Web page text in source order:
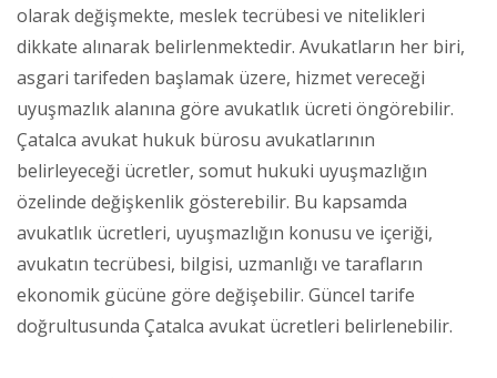
olarak değişmekte, meslek tecrübesi ve nitelikleri
dikkate alınarak belirlenmektedir. Avukatların her biri,
asgari tarifeden başlamak üzere, hizmet vereceği
uyuşmazlık alanına göre avukatlık ücreti öngörebilir.
Çatalca avukat hukuk bürosu avukatlarının
belirleyeceği ücretler, somut hukuki uyuşmazlığın
özelinde değişkenlik gösterebilir. Bu kapsamda
avukatlık ücretleri, uyuşmazlığın konusu ve içeriği,
avukatın tecrübesi, bilgisi, uzmanlığı ve tarafların
ekonomik gücüne göre değişebilir. Güncel tarife
doğrultusunda Çatalca avukat ücretleri belirlenebilir.